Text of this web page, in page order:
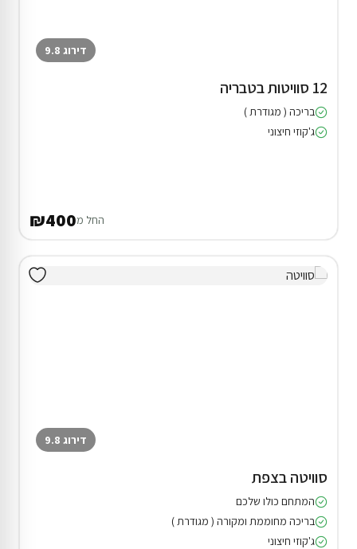
דירוג 9.8
12 סוויטות בטבריה
בריכה ( מגודרת )
ג'קוזי חיצוני
החל מ₪400
דירוג 9.8
סוויטה בצפת
המתחם כולו שלכם
בריכה מחוממת ומקורה ( מגודרת )
ג'קוזי חיצוני